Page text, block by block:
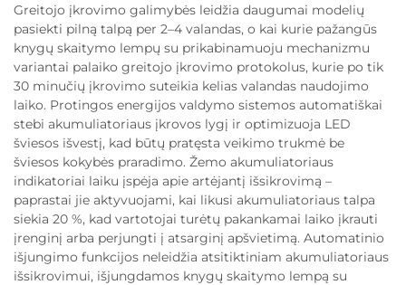
Greitojo įkrovimo galimybės leidžia daugumai modelių
pasiekti pilną talpą per 2–4 valandas, o kai kurie pažangūs
knygų skaitymo lempų su prikabinamuoju mechanizmu
variantai palaiko greitojo įkrovimo protokolus, kurie po tik
30 minučių įkrovimo suteikia kelias valandas naudojimo
laiko. Protingos energijos valdymo sistemos automatiškai
stebi akumuliatoriaus įkrovos lygį ir optimizuoja LED
šviesos išvestį, kad būtų pratęsta veikimo trukmė be
šviesos kokybės praradimo. Žemo akumuliatoriaus
indikatoriai laiku įspėja apie artėjantį išsikrovimą –
paprastai jie aktyvuojami, kai likusi akumuliatoriaus talpa
siekia 20 %, kad vartotojai turėtų pakankamai laiko įkrauti
įrenginį arba perjungti į atsarginį apšvietimą. Automatinio
išjungimo funkcijos neleidžia atsitiktiniam akumuliatoriaus
išsikrovimui, išjungdamos knygų skaitymo lempą su